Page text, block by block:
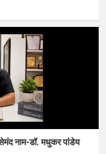
नाम-डॉ. मधुकर पांडेय